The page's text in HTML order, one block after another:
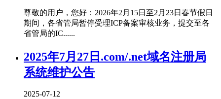
尊敬的用户，您好：2026年2月15日至2月23日春节假日
期间，各省管局暂停受理ICP备案审核业务，提交至各
省管局的IC......
2025年7月27日.com/.net域名注册局
系统维护公告
2025-07-12